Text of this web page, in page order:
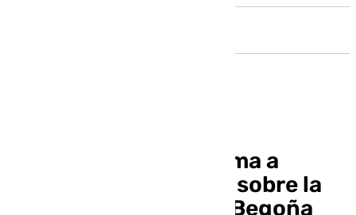
El juez Peinado reclama a
Amazon información sobre la
web de la cátedra de Begoña